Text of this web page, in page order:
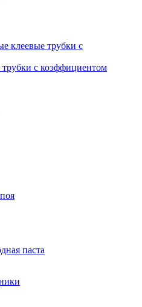
клеевые трубки с
с коэффициентом
паста